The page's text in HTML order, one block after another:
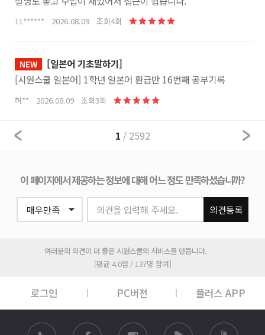
11****** 2026.08.09 조회4회
NEW
[일본어 기초말하기]
[시원스쿨 일본어] 1학년 일본어 환급반 16번째 공부기록
허** 2026.08.09 조회3회
1 / 2592
이 페이지에서 제공하는 정보에 대해 어느 정도 만족하셨습니까?
의견을 입력해 주세요. 의견등록
여러분의 의견이 더 좋은 시원스쿨의 서비스를 만듭니다.
[평균 4.0점 / 137명 참여]
로그인 PC버전 플러스 APP